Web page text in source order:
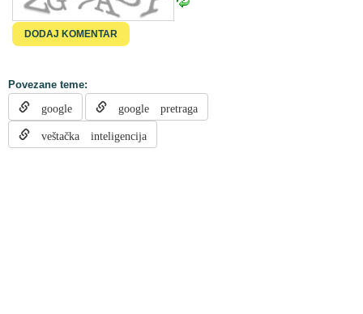
Povezane teme:
google google pretraga
veštačka inteligencija